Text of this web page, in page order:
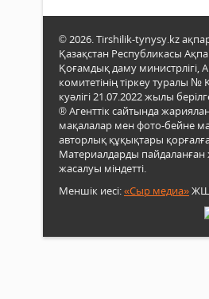
© 2026. Tirshilik-tynysy.kz
Қазақстан Республикасы
Қоғамдық даму министрлігі,
комитетінің тіркеу туралы №
куәлігі 21.07.2022 жылы
® Агенттік сайтында
мақалалар мен фото-бейне
авторлық құқықтары
Материалдарды пайдаланған
жасалуы міндетті.
Меншік иесі:«Сыр медиа»